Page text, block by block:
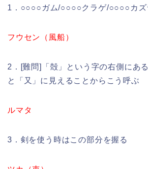
1．○○○○ガム/○○○○クラゲ/○○○○カズ
フウセン（風船）
2．[難問]「殻」という字の右側にあ
と「又」に見えることからこう呼ぶ
ルマタ
3．剣を使う時はこの部分を握る